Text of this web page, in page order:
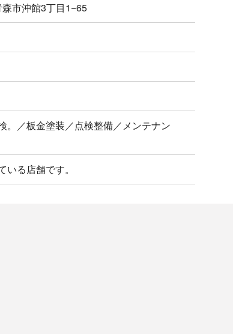
市沖館3丁目1−65
。／板金塗装／点検整備／メンテナン
る店舗です。